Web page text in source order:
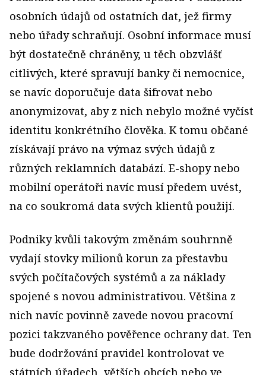
osobních údajů od ostatních dat, jež firmy
nebo úřady schraňují. Osobní informace musí
být dostatečně chráněny, u těch obzvlášť
citlivých, které spravují banky či nemocnice,
se navíc doporučuje data šifrovat nebo
anonymizovat, aby z nich nebylo možné vyčíst
identitu konkrétního člověka. K tomu občané
získávají právo na výmaz svých údajů z
různých reklamních databází. E-shopy nebo
mobilní operátoři navíc musí předem uvést,
na co soukromá data svých klientů použijí.
Podniky kvůli takovým změnám souhrnně
vydají stovky milionů korun za přestavbu
svých počítačových systémů a za náklady
spojené s novou administrativou. Většina z
nich navíc povinně zavede novou pracovní
pozici takzvaného pověřence ochrany dat. Ten
bude dodržování pravidel kontrolovat ve
státních úřadech, větších obcích nebo ve